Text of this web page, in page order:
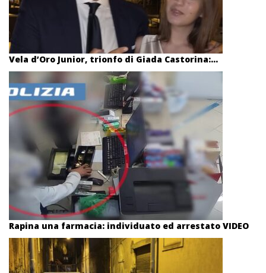
Vela d’Oro Junior, trionfo di Giada Castorina:...
Rapina una farmacia: individuato ed arrestato VIDEO